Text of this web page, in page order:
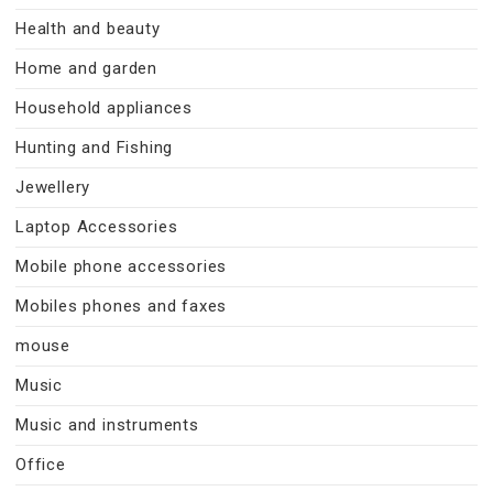
Health and beauty
Home and garden
Household appliances
Hunting and Fishing
Jewellery
Laptop Accessories
Mobile phone accessories
Mobiles phones and faxes
mouse
Music
Music and instruments
Office